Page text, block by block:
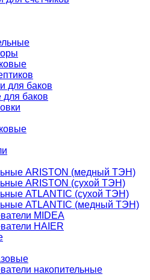
для баков
баков
ARISTON (медный ТЭН)
ARISTON (сухой ТЭН)
ATLANTIC (сухой ТЭН)
ATLANTIC (медный ТЭН)
MIDEA
HAIER
накопительные